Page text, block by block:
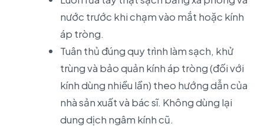
nước trước khi chạm vào mắt hoặc kính
áp tròng.
Tuân thủ đúng quy trình làm sạch, khử
trùng và bảo quản kính áp tròng (đối với
kính dùng nhiều lần) theo hướng dẫn của
nhà sản xuất và bác sĩ. Không dùng lại
dung dịch ngâm kính cũ.